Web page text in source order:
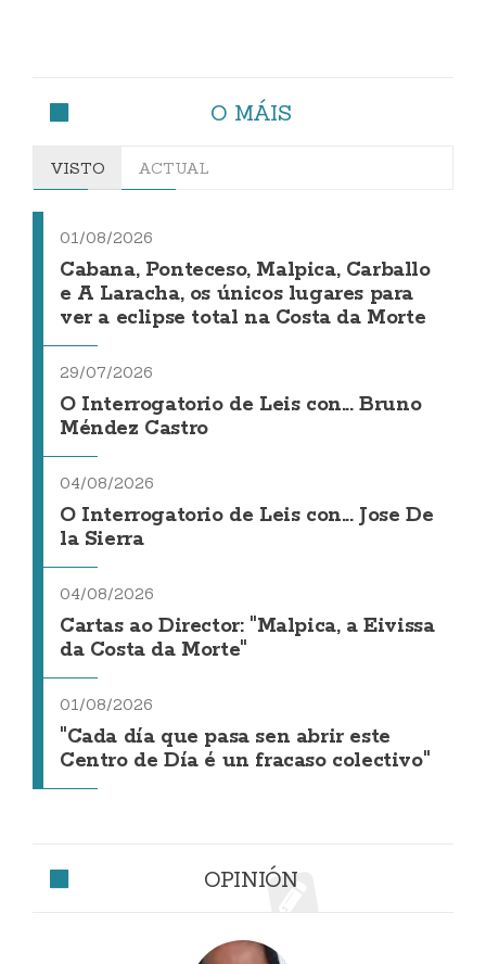
O MÁIS
VISTO ACTUAL
01/08/2026
Cabana, Ponteceso, Malpica, Carballo
e A Laracha, os únicos lugares para
ver a eclipse total na Costa da Morte
29/07/2026
O Interrogatorio de Leis con... Bruno
Méndez Castro
04/08/2026
O Interrogatorio de Leis con... Jose De
la Sierra
04/08/2026
Cartas ao Director: "Malpica, a Eivissa
da Costa da Morte"
01/08/2026
"Cada día que pasa sen abrir este
Centro de Día é un fracaso colectivo"
OPINIÓN